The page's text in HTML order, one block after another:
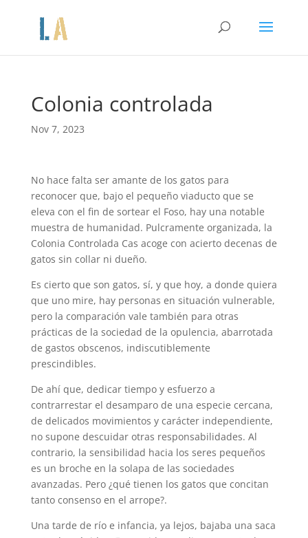
Colonia controlada
Nov 7, 2023
No hace falta ser amante de los gatos para
reconocer que, bajo el pequeño viaducto que se
eleva con el fin de sortear el Foso, hay una notable
muestra de humanidad. Pulcramente organizada, la
Colonia Controlada Cas acoge con acierto decenas de
gatos sin collar ni dueño.
Es cierto que son gatos, sí, y que hoy, a donde quiera
que uno mire, hay personas en situación vulnerable,
pero la comparación vale también para otras
prácticas de la sociedad de la opulencia, abarrotada
de gastos obscenos, indiscutiblemente
prescindibles.
De ahí que, dedicar tiempo y esfuerzo a
contrarrestar el desamparo de una especie cercana,
de delicados movimientos y carácter independiente,
no supone descuidar otras responsabilidades. Al
contrario, la sensibilidad hacia los seres pequeños
es un broche en la solapa de las sociedades
avanzadas. Pero ¿qué tienen los gatos que concitan
tanto consenso en el arrope?.
Una tarde de río e infancia, ya lejos, bajaba una saca